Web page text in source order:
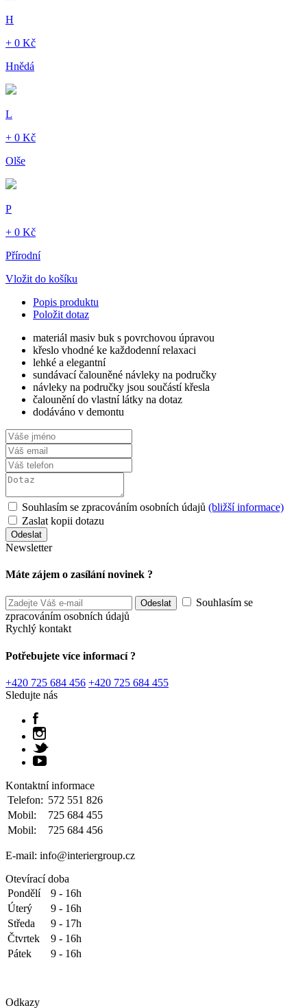
H
+ 0 Kč
Hnědá
L
+ 0 Kč
Olše
P
+ 0 Kč
Přírodní
Vložit do košíku
Popis produktu
Položit dotaz
materiál masiv buk s povrchovou úpravou
křeslo vhodné ke každodenní relaxaci
lehké a elegantní
sundávací čalouněné návleky na područky
návleky na područky jsou součástí křesla
čalounění do vlastní látky na dotaz
dodáváno v demontu
Souhlasím se zpracováním osobních údajů (bližší informace)
Zaslat kopii dotazu
Newsletter
Máte zájem o zasílání novinek ?
Souhlasím se
zpracováním osobních údajů
Rychlý kontakt
Potřebujete více informací ?
+420 725 684 456 +420 725 684 455
Sledujte nás
Kontaktní informace
Telefon: 572 551 826
Mobil:
725 684 455
Mobil:
725 684 456
E-mail: info@interiergroup.cz
Otevírací doba
Pondělí
9 - 16h
Úterý
9 - 16h
Středa
9 - 17h
Čtvrtek
9 - 16h
Pátek
9 - 16h
Odkazy